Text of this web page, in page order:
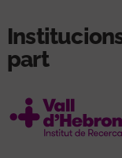
part